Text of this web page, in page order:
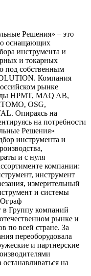
Решения» – это
оснащающих
инструмента и
и токарных
под собственным
Компания
рынке
HPMT, MAQ AB,
OSG,
Опираясь на
на потребности
Решения»
инструмента и
и с нуля
компании:
инструмент
измерительный
и системы
в Группу компаний
рынке и
по всей стране. За
переоборудовала
и партнерские
на